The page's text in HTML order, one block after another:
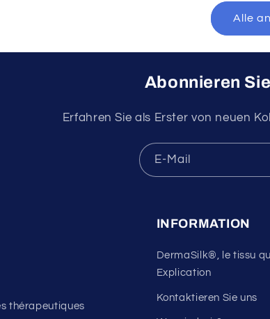
Alle
Abonnieren
Erfahren Sie als Erster von neuen
E-Mail
thérapeutiques
INFORMATION
DermaSilk®, le tissu
Explication
Kontaktieren Sie uns